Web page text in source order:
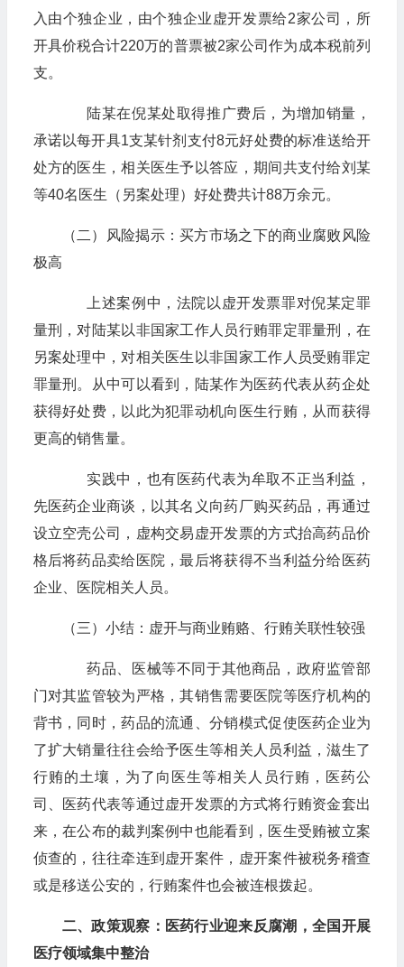
入由个独企业，由个独企业虚开发票给2家公司，所
开具价税合计220万的普票被2家公司作为成本税前列
支。
陆某在倪某处取得推广费后，为增加销量，
承诺以每开具1支某针剂支付8元好处费的标准送给开
处方的医生，相关医生予以答应，期间共支付给刘某
等40名医生（另案处理）好处费共计88万余元。
（二）风险揭示：买方市场之下的商业腐败风险
极高
上述案例中，法院以虚开发票罪对倪某定罪
量刑，对陆某以非国家工作人员行贿罪定罪量刑，在
另案处理中，对相关医生以非国家工作人员受贿罪定
罪量刑。从中可以看到，陆某作为医药代表从药企处
获得好处费，以此为犯罪动机向医生行贿，从而获得
更高的销售量。
实践中，也有医药代表为牟取不正当利益，
先医药企业商谈，以其名义向药厂购买药品，再通过
设立空壳公司，虚构交易虚开发票的方式抬高药品价
格后将药品卖给医院，最后将获得不当利益分给医药
企业、医院相关人员。
（三）小结：虚开与商业贿赂、行贿关联性较强
药品、医械等不同于其他商品，政府监管部
门对其监管较为严格，其销售需要医院等医疗机构的
背书，同时，药品的流通、分销模式促使医药企业为
了扩大销量往往会给予医生等相关人员利益，滋生了
行贿的土壤，为了向医生等相关人员行贿，医药公
司、医药代表等通过虚开发票的方式将行贿资金套出
来，在公布的裁判案例中也能看到，医生受贿被立案
侦查的，往往牵连到虚开案件，虚开案件被税务稽查
或是移送公安的，行贿案件也会被连根拨起。
二、政策观察：医药行业迎来反腐潮，全国开展
医疗领域集中整治